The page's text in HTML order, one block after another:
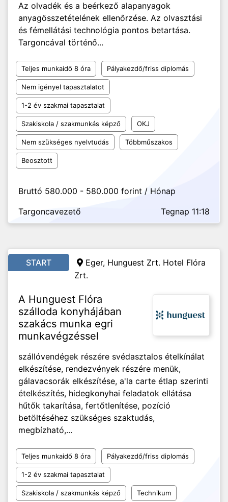
Az olvadék és a beérkező alapanyagok
anyagösszetételének ellenőrzése. Az olvasztási
és fémellátási technológia pontos betartása.
Targoncával történő...
Teljes munkaidő 8 óra Pályakezdő/friss diplomás
Nem igényel tapasztalatot
1-2 év szakmai tapasztalat
Szakiskola / szakmunkás képző OKJ
Nem szükséges nyelvtudás Többműszakos
Beosztott
Bruttó 580.000 - 580.000 forint / Hónap
Targoncavezető
Tegnap 11:18
START
Eger, Hunguest Zrt. Hotel Flóra
Zrt.
A Hunguest Flóra
szálloda konyhájában
szakács munka egri
munkavégzéssel
szállóvendégek részére svédasztalos ételkínálat
elkészítése, rendezvények részére menük,
gálavacsorák elkészítése, a'la carte étlap szerinti
ételkészítés, hidegkonyhai feladatok ellátása
hűtők takarítása, fertőtlenítése, pozíció
betöltéséhez szükséges szaktudás,
megbízható,...
Teljes munkaidő 8 óra Pályakezdő/friss diplomás
1-2 év szakmai tapasztalat
Szakiskola / szakmunkás képző Technikum